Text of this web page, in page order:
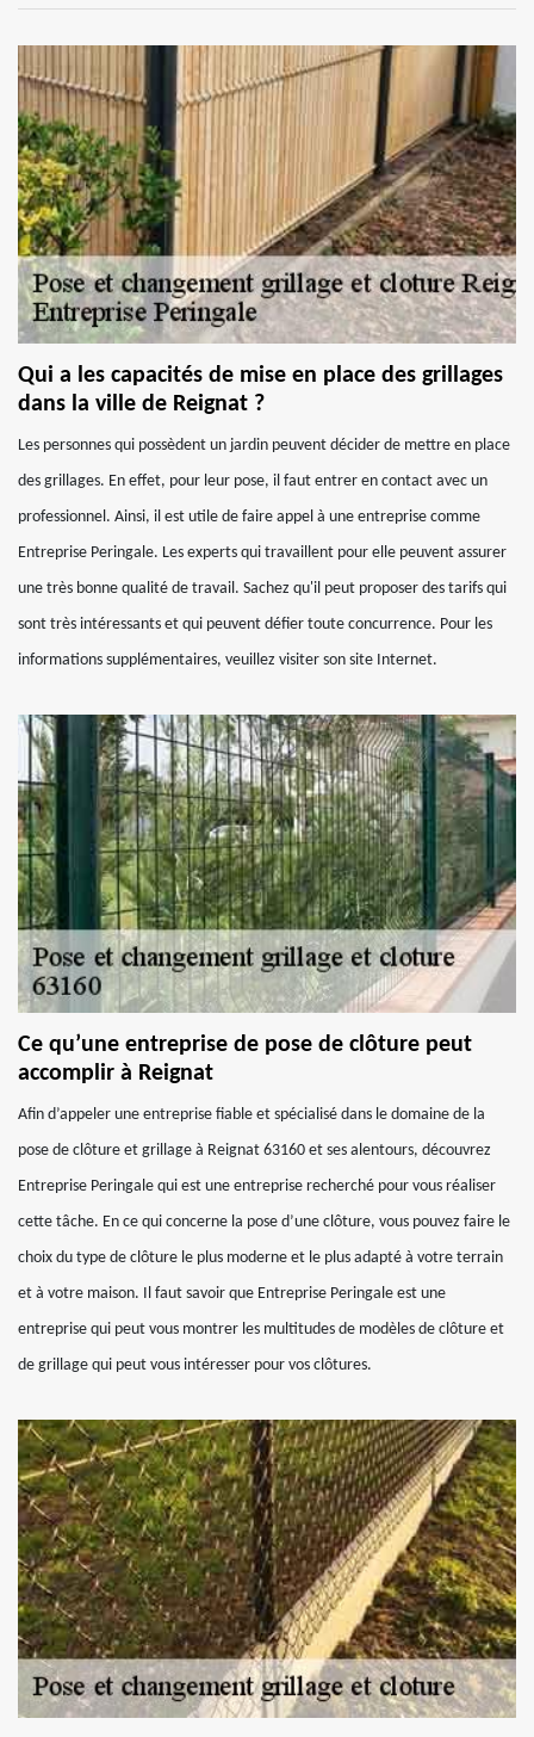
Qui a les capacités de mise en place des grillages
dans la ville de Reignat ?
Les personnes qui possèdent un jardin peuvent décider de mettre en place
des grillages. En effet, pour leur pose, il faut entrer en contact avec un
professionnel. Ainsi, il est utile de faire appel à une entreprise comme
Entreprise Peringale. Les experts qui travaillent pour elle peuvent assurer
une très bonne qualité de travail. Sachez qu'il peut proposer des tarifs qui
sont très intéressants et qui peuvent défier toute concurrence. Pour les
informations supplémentaires, veuillez visiter son site Internet.
Ce qu’une entreprise de pose de clôture peut
accomplir à Reignat
Afin d’appeler une entreprise fiable et spécialisé dans le domaine de la
pose de clôture et grillage à Reignat 63160 et ses alentours, découvrez
Entreprise Peringale qui est une entreprise recherché pour vous réaliser
cette tâche. En ce qui concerne la pose d’une clôture, vous pouvez faire le
choix du type de clôture le plus moderne et le plus adapté à votre terrain
et à votre maison. Il faut savoir que Entreprise Peringale est une
entreprise qui peut vous montrer les multitudes de modèles de clôture et
de grillage qui peut vous intéresser pour vos clôtures.